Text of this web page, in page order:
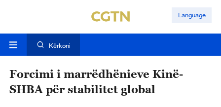
Language
Kërkoni
Forcimi i marrëdhënieve Kinë-
SHBA për stabilitet global